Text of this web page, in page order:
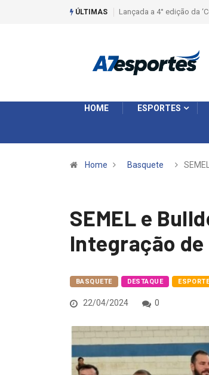
ÚLTIMAS Liga 2026: Equipes
HOME ESPORTES
Home Basquete
SEMEL e
Integração
BASQUETE DESTAQUE
22/04/2024 0